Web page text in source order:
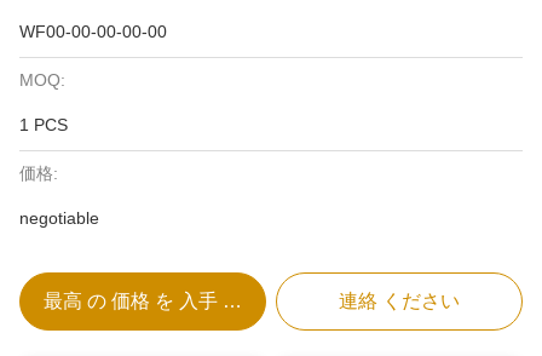
WF00-00-00-00-00
MOQ:
1 PCS
価格:
negotiable
最高 の 価格 を 入手 する 連絡 ください